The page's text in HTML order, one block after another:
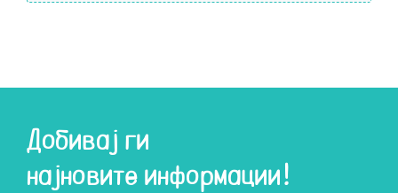
Добивај ги
најновите информации!